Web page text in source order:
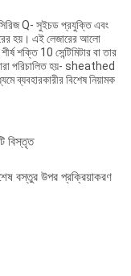
Q- সুইচড প্রযুক্তি এবং
হয়। এই লেজারের আলো
শক্তি 10 সেন্টিমিটার বা তার
পরিচালিত হয়- sheathed
ব্যবহারকারীর বিশেষ নিয়ামক
বিস্তৃত
বস্তুর উপর প্রক্রিয়াকরণ